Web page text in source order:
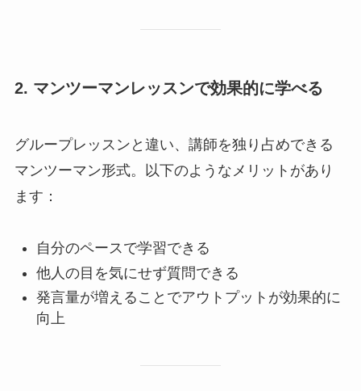
2. マンツーマンレッスンで効果的に学べる
グループレッスンと違い、講師を独り占めできる
マンツーマン形式。以下のようなメリットがあり
ます：
自分のペースで学習できる
他人の目を気にせず質問できる
発言量が増えることでアウトプットが効果的に
向上